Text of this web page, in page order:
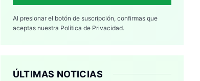
Al presionar el botón de suscripción, confirmas que
aceptas nuestra Política de Privacidad.
ÚLTIMAS NOTICIAS